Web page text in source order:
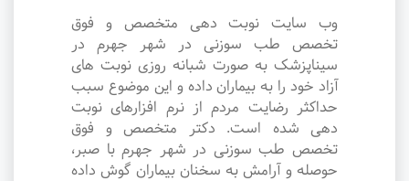
وب سایت نوبت دهی متخصص و فوق
تخصص طب سوزنی در شهر جهرم در
سیناپزشک به صورت شبانه روزی نوبت های
آزاد خود را به بیماران داده و این موضوع سبب
حداکثر رضایت مردم از نرم افزارهای نوبت
دهی شده است. دکتر متخصص و فوق
تخصص طب سوزنی در شهر جهرم با صبر،
حوصله و آرامش به سخنان بیماران گوش داده